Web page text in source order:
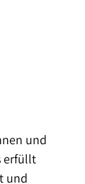
und
erfüllt
und